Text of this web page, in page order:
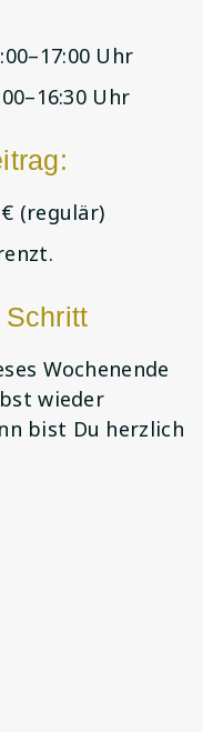
Uhr
Uhr
(regulär)
Wochenende
wieder
bist Du herzlich